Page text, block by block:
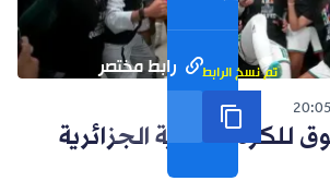
رابط مختصر تم نسخ الرابط
20:05
للكرة النسوية الجزائرية